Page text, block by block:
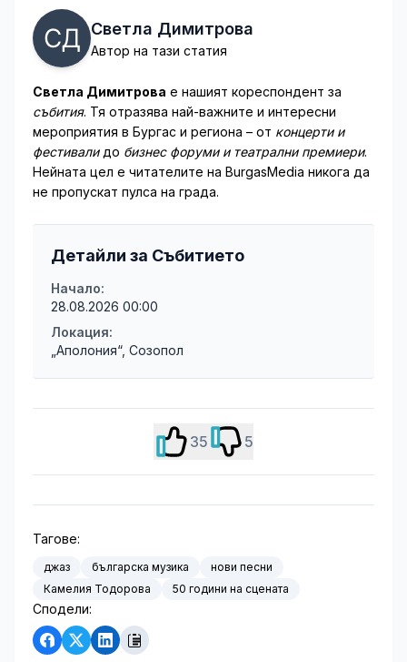
Светла Димитрова
Автор на тази статия
Светла Димитрова е нашият кореспондент за
събития. Тя отразява най-важните и интересни
мероприятия в Бургас и региона – от концерти и
фестивалидо бизнес форуми и театрални премиери.
Нейната цел е читателите на BurgasMedia никога да
не пропускат пулса на града.
Детайли за Събитието
Начало:
28.08.2026 00:00
Локация:
„Аполония“, Созопол
35 5
Тагове:
джаз българска музика
нови песни
Камелия Тодорова
50 години на сцената
Сподели: